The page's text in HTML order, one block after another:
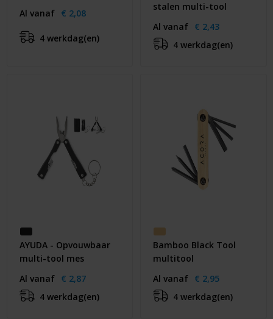
Al vanaf € 2,08
4 werkdag(en)
stalen multi-tool
Al vanaf € 2,43
4 werkdag(en)
AYUDA - Opvouwbaar
multi-tool mes
Al vanaf € 2,87
4 werkdag(en)
Bamboo Black Tool
multitool
Al vanaf € 2,95
4 werkdag(en)